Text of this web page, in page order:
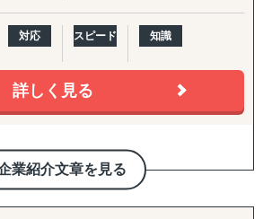
は、業界の第一線を走る方への一次取
ります。
分野の調査ということもあり、匿名性
守しています。そのため、クライアン
いただいております。
ナーシップ構築であることをポリシー
を結んでいる弊社が、貴社の適切なパ
せていただきます。
行・ローカライズ支援）までを伴走し
）
、アカウント開設・商品ページ作
・価格/写真方針策定からFBAを前提と
ECや自社EC（Shopify構築・運用）に
・国際物流
対応 スピード 知識
詳しく見る
業紹介文章を見る
世界21拠点、コンサルタント800名
独立系では最大級のコンサルティング
）